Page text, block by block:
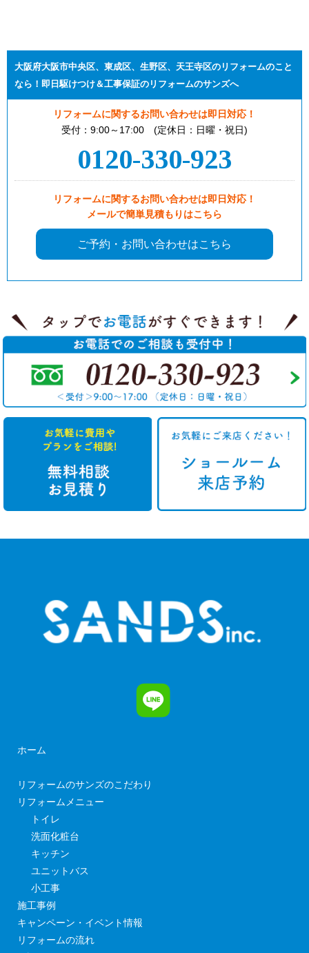
大阪府大阪市中央区、東成区、生野区、天王寺区のリフォームのこと
なら！即日駆けつけ＆工事保証のリフォームのサンズへ
リフォームに関するお問い合わせは即日対応！
受付：9:00～17:00 (定休日：日曜・祝日)
0120-330-923
リフォームに関するお問い合わせは即日対応！
メールで簡単見積もりはこちら
ご予約・お問い合わせはこちら
ホーム
リフォームのサンズのこだわり
リフォームメニュー
トイレ
洗面化粧台
キッチン
ユニットバス
小工事
施工事例
キャンペーン・イベント情報
リフォームの流れ